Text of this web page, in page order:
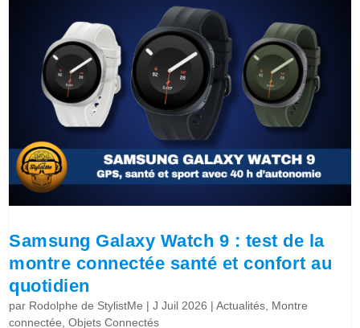
Samsung Galaxy Watch 9 : test de la
montre connectée santé et confort au
quotidien
par Rodolphe de StylistMe |J Juil 2026 |Actualités, Montre
connectée,Objets Connectés